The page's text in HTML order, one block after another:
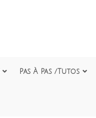
Pas À Pas /Tutos